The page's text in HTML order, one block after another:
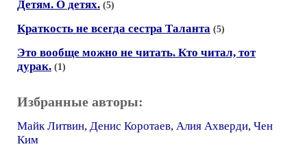
Детям. О детях. (5)
Краткость не всегда сестра Таланта (5)
Это вообще можно не читать. Кто читал, тот
дурак. (1)
Избранные авторы:
Майк Литвин, Денис Коротаев, Алия Ахверди, Чен
Ким